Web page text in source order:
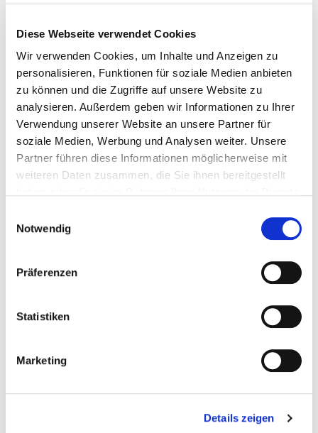
Diese Webseite verwendet Cookies
Wir verwenden Cookies, um Inhalte und Anzeigen zu
personalisieren, Funktionen für soziale Medien anbieten
zu können und die Zugriffe auf unsere Website zu
analysieren. Außerdem geben wir Informationen zu Ihrer
Verwendung unserer Website an unsere Partner für
soziale Medien, Werbung und Analysen weiter. Unsere
Partner führen diese Informationen möglicherweise mit
weiteren Daten zusammen, die Sie ihnen bereitgestellt
Notwendig
Präferenzen
Statistiken
Marketing
Details zeigen
Felsenkeller
Restaurant und Hotel mit Flair. Gern sind wir
Ihre Gastgeber und möchten Sie in einer
stilvollen und behaglichen Atmosphäre
verwöhnen.